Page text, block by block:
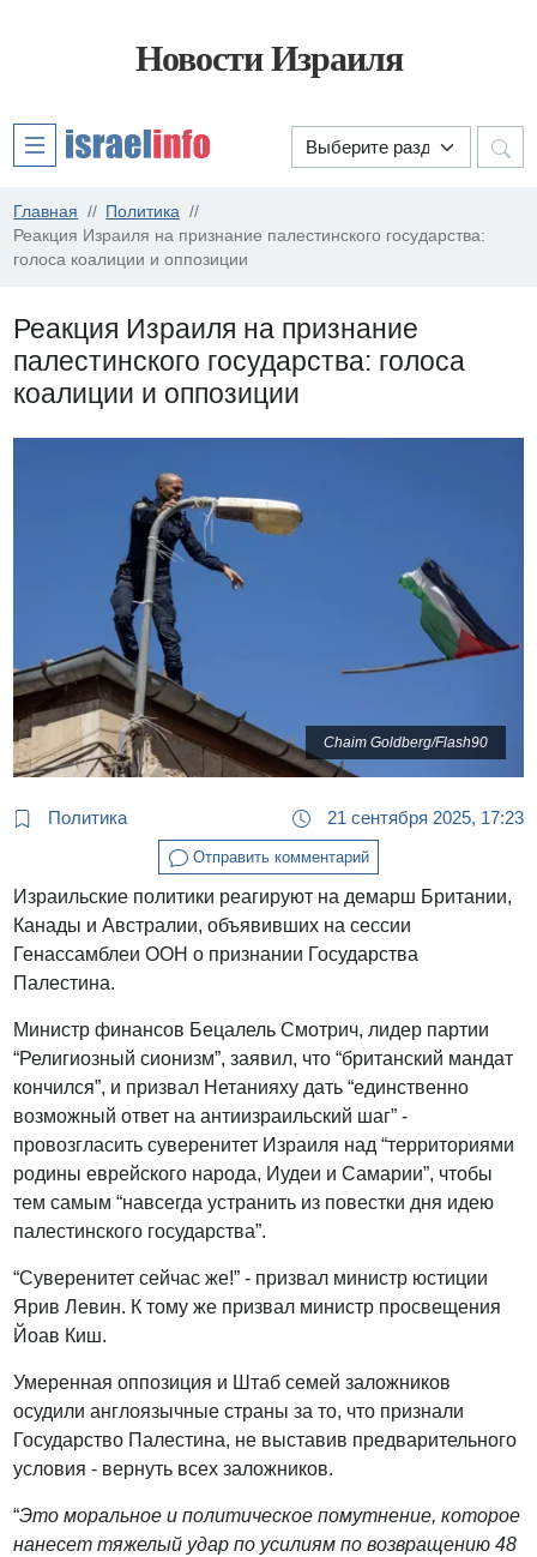
Новости Израиля
Главная
Политика
Реакция Израиля на признание палестинского государства:
голоса коалиции и оппозиции
Реакция Израиля на признание
палестинского государства: голоса
коалиции и оппозиции
Chaim Goldberg/Flash90
Политика 21 сентября 2025, 17:23
Отправить комментарий
Израильские политики реагируют на демарш Британии,
Канады и Австралии, объявивших на сессии
Генассамблеи ООН о признании Государства
Палестина.
Министр финансов Бецалель Смотрич, лидер партии
“Религиозный сионизм”, заявил, что “британский мандат
кончился”, и призвал Нетанияху дать “единственно
возможный ответ на антиизраильский шаг” -
провозгласить суверенитет Израиля над “территориями
родины еврейского народа, Иудеи и Самарии”, чтобы
тем самым “навсегда устранить из повестки дня идею
палестинского государства”.
“Суверенитет сейчас же!” - призвал министр юстиции
Ярив Левин. К тому же призвал министр просвещения
Йоав Киш.
Умеренная оппозиция и Штаб семей заложников
осудили англоязычные страны за то, что признали
Государство Палестина, не выставив предварительного
условия - вернуть всех заложников.
“Это моральное и политическое помутнение, которое
нанесет тяжелый удар по усилиям по возвращению 48